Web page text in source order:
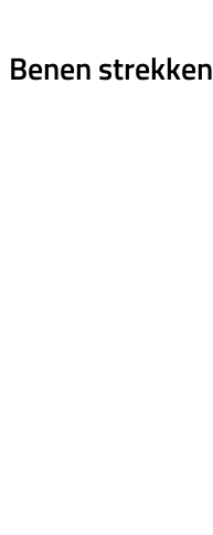
Benen strekken